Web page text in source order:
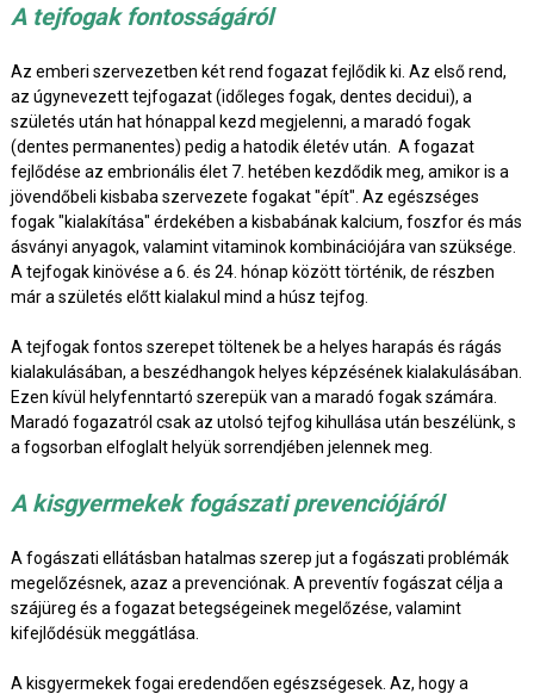
A tejfogak fontosságáról
Az emberi szervezetben két rend fogazat fejlődik ki. Az első rend,
az úgynevezett tejfogazat (időleges fogak, dentes decidui), a
születés után hat hónappal kezd megjelenni, a maradó fogak
(dentes permanentes) pedig a hatodik életév után. A fogazat
fejlődése az embrionális élet 7. hetében kezdődik meg, amikor is a
jövendőbeli kisbaba szervezete fogakat "épít". Az egészséges
fogak "kialakítása" érdekében a kisbabának kalcium, foszfor és más
ásványi anyagok, valamint vitaminok kombinációjára van szüksége.
A tejfogak kinövése a 6. és 24. hónap között történik, de részben
már a születés előtt kialakul mind a húsz tejfog.
A tejfogak fontos szerepet töltenek be a helyes harapás és rágás
kialakulásában, a beszédhangok helyes képzésének kialakulásában.
Ezen kívül helyfenntartó szerepük van a maradó fogak számára.
Maradó fogazatról csak az utolsó tejfog kihullása után beszélünk, s
a fogsorban elfoglalt helyük sorrendjében jelennek meg.
A kisgyermekek fogászati prevenciójáról
A fogászati ellátásban hatalmas szerep jut a fogászati problémák
megelőzésnek, azaz a prevenciónak. A preventív fogászat célja a
szájüreg és a fogazat betegségeinek megelőzése, valamint
kifejlődésük meggátlása.
A kisgyermekek fogai eredendően egészségesek. Az, hogy a